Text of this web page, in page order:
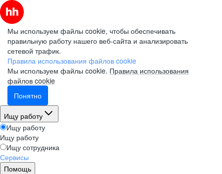
Мы используем файлы cookie, чтобы обеспечивать
правильную работу нашего веб-сайта и анализировать
сетевой трафик.
Правила использования файлов cookie
Мы используем файлы cookie. Правила использования
файлов cookie
Понятно
Ищу работу
Ищу работу
Ищу работу
Ищу сотрудника
Сервисы
Помощь